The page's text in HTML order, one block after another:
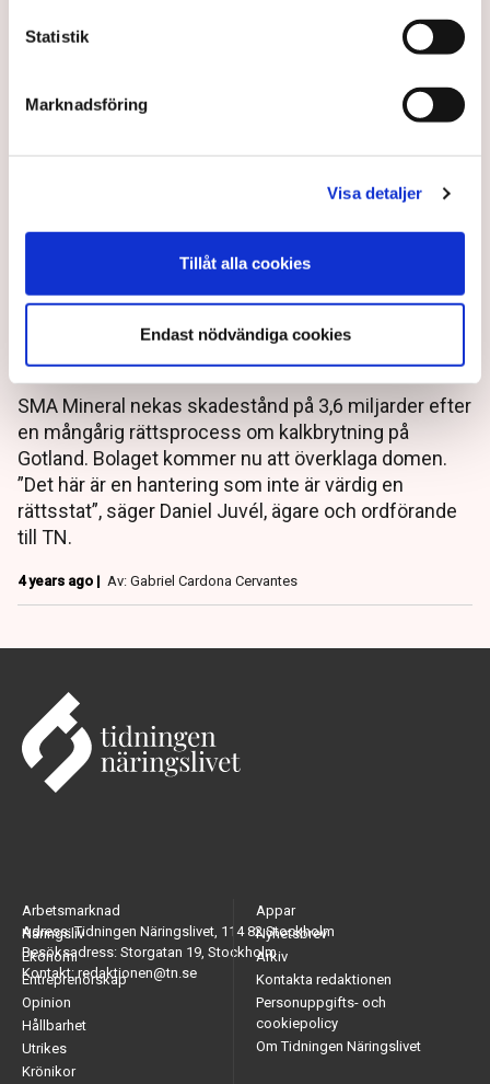
Statistik
Marknadsföring
Visa detaljer
Tillåt alla cookies
Endast nödvändiga cookies
Efter Cementa: Så stoppade
staten 300 miljoner ton
kalksten – ”Farsartat”
SMA Mineral nekas skadestånd på 3,6 miljarder efter
en mångårig rättsprocess om kalkbrytning på
Gotland. Bolaget kommer nu att överklaga domen.
”Det här är en hantering som inte är värdig en
rättsstat”, säger Daniel Juvél, ägare och ordförande
till TN.
4 years ago | Av: Gabriel Cardona Cervantes
Adress: Tidningen Näringslivet, 114 82 Stockholm
Besöksadress: Storgatan 19, Stockholm
Kontakt: redaktionen@tn.se
Arbetsmarknad
Näringsliv
Ekonomi
Entreprenörskap
Opinion
Hållbarhet
Utrikes
Krönikor
Appar
Nyhetsbrev
Arkiv
Kontakta redaktionen
Personuppgifts- och
cookiepolicy
Om Tidningen Näringslivet